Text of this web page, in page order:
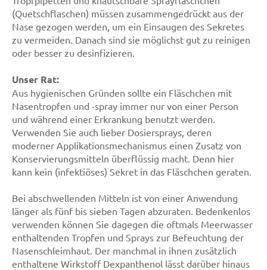
(Quetschflaschen) müssen zusammengedrückt aus der
Nase gezogen werden, um ein Einsaugen des Sekretes
zu vermeiden. Danach sind sie möglichst gut zu reinigen
oder besser zu desinfizieren.
Unser Rat:
Aus hygienischen Gründen sollte ein Fläschchen mit
Nasentropfen und -spray immer nur von einer Person
und während einer Erkrankung benutzt werden.
Verwenden Sie auch lieber Dosiersprays, deren
moderner Applikationsmechanismus einen Zusatz von
Konservierungsmitteln überflüssig macht. Denn hier
kann kein (infektiöses) Sekret in das Fläschchen geraten.
Bei abschwellenden Mitteln ist von einer Anwendung
länger als fünf bis sieben Tagen abzuraten. Bedenkenlos
verwenden können Sie dagegen die oftmals Meerwasser
enthaltenden Tropfen und Sprays zur Befeuchtung der
Nasenschleimhaut. Der manchmal in ihnen zusätzlich
enthaltene Wirkstoff Dexpanthenol lässt darüber hinaus